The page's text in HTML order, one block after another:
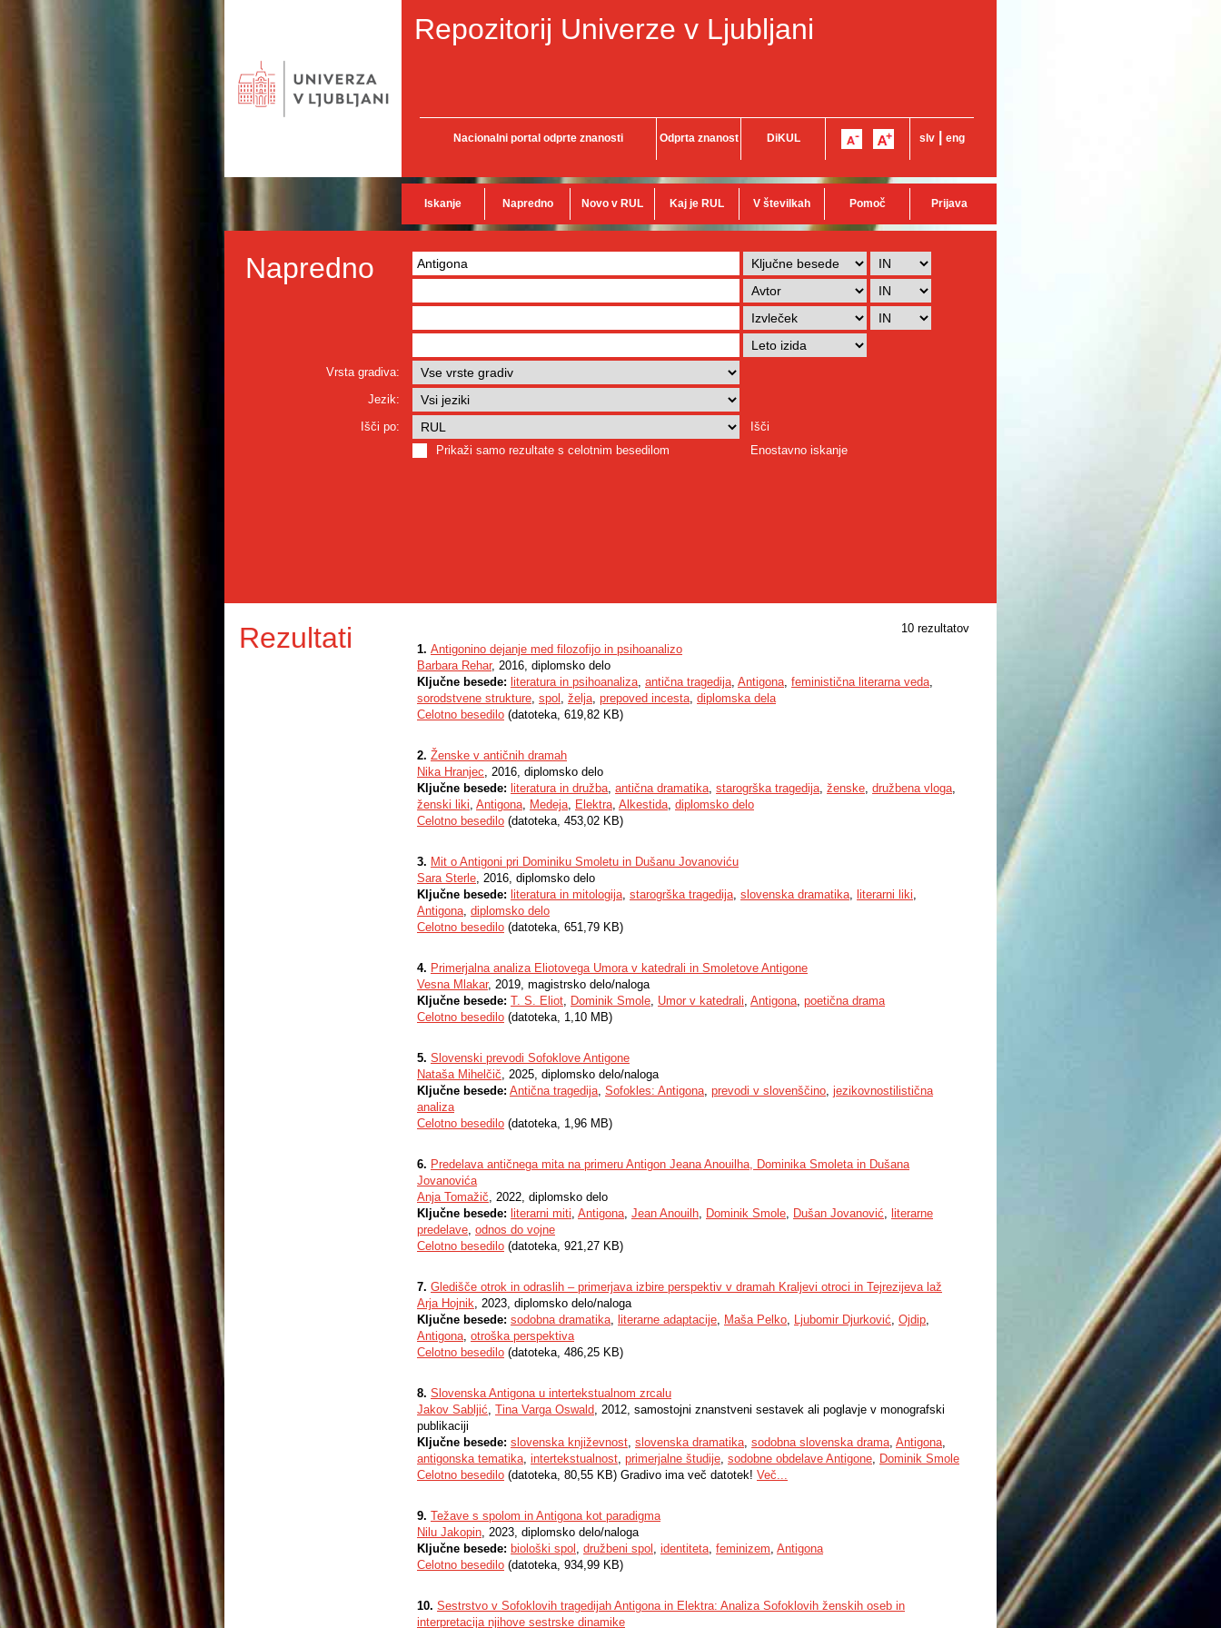
Repozitorij Univerze v Ljubljani
Nacionalni portal odprte znanosti Odprta znanost DiKUL slv eng
Iskanje Napredno Novo v RUL Kaj je RUL V številkah Pomoč Prijava
Napredno
Vrsta gradiva:
Jezik:
Išči po:
Išči
Prikaži samo rezultate s celotnim besedilom
Enostavno iskanje
Rezultati
10 rezultatov
1. Antigonino dejanje med filozofijo in psihoanalizo
Barbara Rehar, 2016, diplomsko delo
Ključne besede: literatura in psihoanaliza, antična tragedija, Antigona, feministična literarna veda,
sorodstvene strukture, spol , želja, prepoved incesta, diplomska dela
Celotno besedilo (datoteka, 619,82 KB)
2. Ženske v antičnih dramah
Nika Hranjec, 2016, diplomsko delo
Ključne besede: literatura in družba, antična dramatika, starogrška tragedija, ženske, družbena vloga,
ženski liki, Antigona, Medeja, Elektra, Alkestida, diplomsko delo
Celotno besedilo (datoteka, 453,02 KB)
3. Mit o Antigoni pri Dominiku Smoletu in Dušanu Jovanoviću
Sara Sterle, 2016, diplomsko delo
Ključne besede: literatura in mitologija, starogrška tragedija, slovenska dramatika, literarni liki,
Antigona, diplomsko delo
Celotno besedilo (datoteka, 651,79 KB)
4. Primerjalna analiza Eliotovega Umora v katedrali in Smoletove Antigone
Vesna Mlakar, 2019, magistrsko delo/naloga
Ključne besede: T. S. Eliot, Dominik Smole, Umor v katedrali, Antigona, poetična drama
Celotno besedilo (datoteka, 1,10 MB)
5. Slovenski prevodi Sofoklove Antigone
Nataša Mihelčič, 2025, diplomsko delo/naloga
Ključne besede: Antična tragedija, Sofokles: Antigona, prevodi v slovenščino, jezikovnostilistična
analiza
Celotno besedilo (datoteka, 1,96 MB)
6. Predelava antičnega mita na primeru Antigon Jeana Anouilha, Dominika Smoleta in Dušana
Jovanovića
Anja Tomažič, 2022, diplomsko delo
Ključne besede: literarni miti, Antigona, Jean Anouilh, Dominik Smole, Dušan Jovanović, literarne
predelave, odnos do vojne
Celotno besedilo (datoteka, 921,27 KB)
7. Gledišče otrok in odraslih – primerjava izbire perspektiv v dramah Kraljevi otroci in Tejrezijeva laž
Arja Hojnik, 2023, diplomsko delo/naloga
Ključne besede: sodobna dramatika, literarne adaptacije, Maša Pelko, Ljubomir Djurković, Ojdip,
Antigona, otroška perspektiva
Celotno besedilo (datoteka, 486,25 KB)
8. Slovenska Antigona u intertekstualnom zrcalu
Jakov Sabljić, Tina Varga Oswald, 2012, samostojni znanstveni sestavek ali poglavje v monografski
publikaciji
Ključne besede: slovenska književnost, slovenska dramatika, sodobna slovenska drama, Antigona,
antigonska tematika, intertekstualnost, primerjalne študije, sodobne obdelave Antigone, Dominik Smole
Celotno besedilo (datoteka, 80,55 KB) Gradivo ima več datotek! Več...
9. Težave s spolom in Antigona kot paradigma
Nilu Jakopin, 2023, diplomsko delo/naloga
Ključne besede: biološki spol , družbeni spol , identiteta, feminizem, Antigona
Celotno besedilo (datoteka, 934,99 KB)
10. Sestrstvo v Sofoklovih tragedijah Antigona in Elektra: Analiza Sofoklovih ženskih oseb in
interpretacija njihove sestrske dinamike